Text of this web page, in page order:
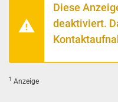
Diese
deaktiviert.
1 Anzeige